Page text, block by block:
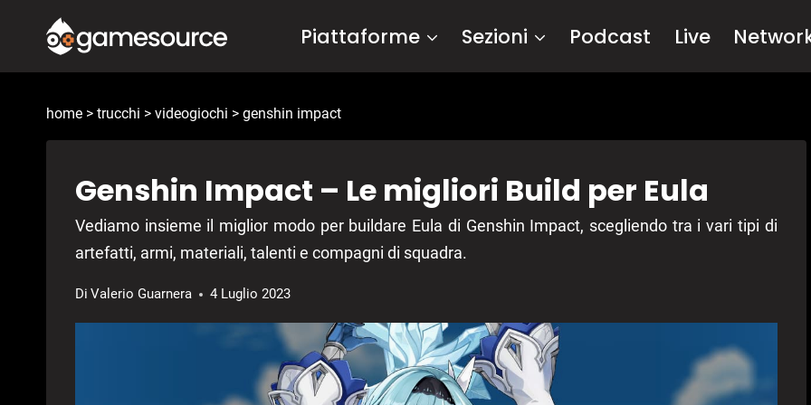
contenuto
Piattaforme Sezioni Podcast Live
home > trucchi > videogiochi > genshin impact
Genshin Impact – Le migliori Build per Eula
Vediamo insieme il miglior modo per buildare Eula di Genshin Impact, scegliendo tra i vari tipi di
artefatti, armi, materiali, talenti e compagni di squadra.
Di Valerio Guarnera 4 Luglio 2023